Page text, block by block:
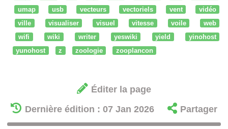
umap
usb vecteurs vectoriels vent
vidéo
ville
visualiser visuel vitesse voile
web
wifi
wiki writer yeswiki yield
yinohost
yunohost
z zoologie zooplancon
Éditer la page
Dernière édition : 07 Jan 2026
Partager